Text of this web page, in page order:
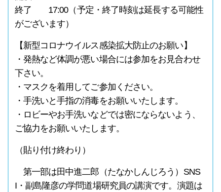
終了 17:00（予定・終了時刻は延長する可能性
がございます）
【新型コロナウイルス感染拡大防止のお願い】
・発熱など体調が悪い場合には参加をお見合わせ
下さい。
・マスクを着用してご参加ください。
・手洗いと手指の消毒をお願いいたします。
・ロビーやお手洗いなどでは密にならないよう、
ご協力をお願いいたします。
（貼り付け終わり）
第一部は田中進二郎（たなかしんじろう）SNS
I・副島隆彦の学問道場研究員の講演です。演題は